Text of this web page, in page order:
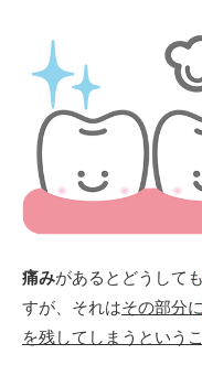
痛みがあるとどうしても
すが、それはその部分に
を残してしまうという